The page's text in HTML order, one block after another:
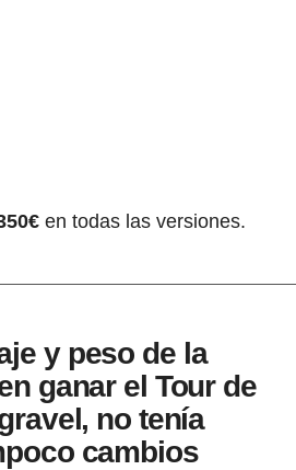
en todas las versiones.
y peso de la
ganar el Tour de
no tenía
cambios